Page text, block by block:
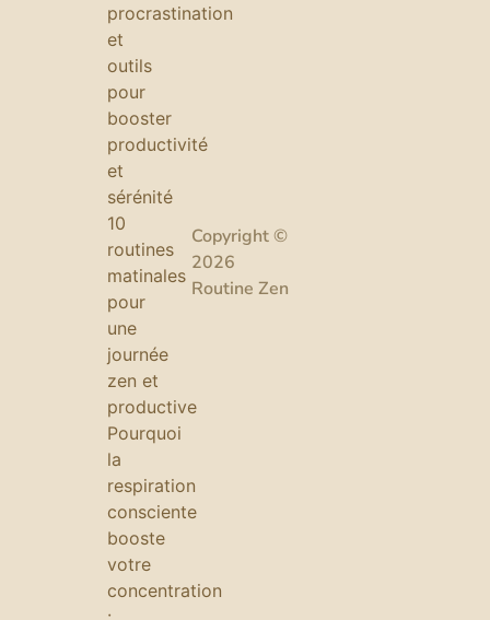
procrastination
et
outils
pour
booster
productivité
et
sérénité
10
routines
matinales
pour
une
journée
zen et
productive
Pourquoi
la
respiration
consciente
booste
votre
concentration
Copyright ©
2026
Routine Zen